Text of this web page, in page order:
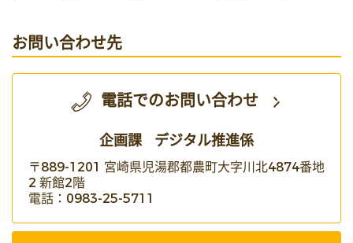
お問い合わせ先
電話でのお問い合わせ
企画課 デジタル推進係
〒889-1201 宮崎県児湯郡都農町大字川北4874番地
2 新館2階
電話：0983-25-5711